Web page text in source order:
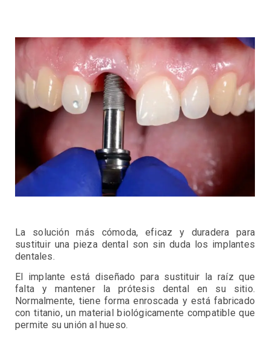
La solución más cómoda, eficaz y duradera para
sustituir una pieza dental son sin duda los implantes
dentales.
El implante está diseñado para sustituir la raíz que
falta y mantener la prótesis dental en su sitio.
Normalmente, tiene forma enroscada y está fabricado
con titanio, un material biológicamente compatible que
permite su unión al hueso.